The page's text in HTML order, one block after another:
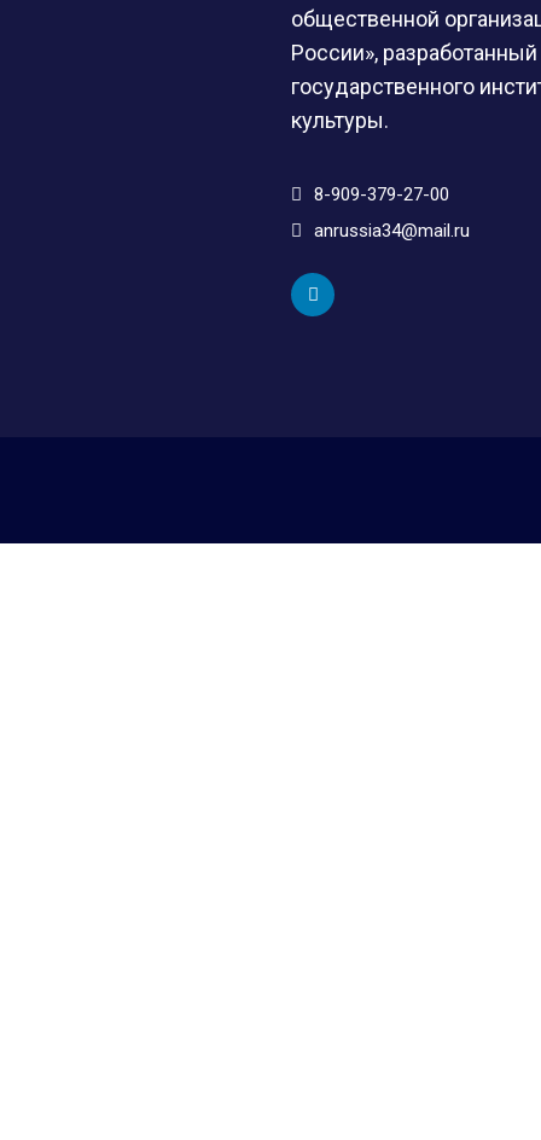
общественной
России»,
государственного
культуры.
8-909-379-27-00
anrussia34@mail.ru